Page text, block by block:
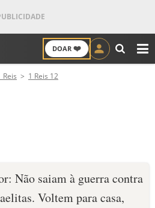
DOAR ❤️
Reis 1 Reis 12
Não saiam à guerra contra
Voltem para casa,